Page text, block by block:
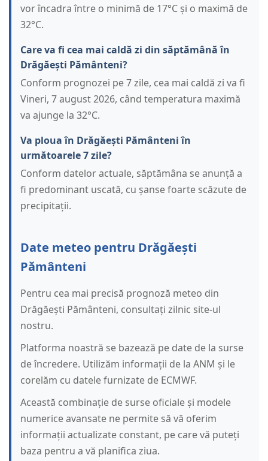
vor încadra între o minimă de 17°C și o maximă de
32°C.
Care va fi cea mai caldă zi din săptămână în
Drăgăești Pământeni?
Conform prognozei pe 7 zile, cea mai caldă zi va fi
Vineri, 7 august 2026, când temperatura maximă
va ajunge la 32°C.
Va ploua în Drăgăești Pământeni în
următoarele 7 zile?
Conform datelor actuale, săptămâna se anunță a
fi predominant uscată, cu șanse foarte scăzute de
precipitații.
Date meteo pentru Drăgăești
Pământeni
Pentru cea mai precisă prognoză meteo din
Drăgăești Pământeni, consultați zilnic site-ul
nostru.
Platforma noastră se bazează pe date de la surse
de încredere. Utilizăm informații de la ANM și le
corelăm cu datele furnizate de ECMWF.
Această combinație de surse oficiale și modele
numerice avansate ne permite să vă oferim
informații actualizate constant, pe care vă puteți
baza pentru a vă planifica ziua.